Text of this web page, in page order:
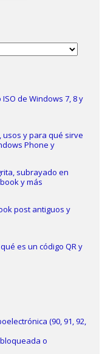
de Windows 7, 8 y
usos y para qué sirve
Phone y
subrayado en
y más
post antiguos y
es un código QR y
(90, 91, 92,
o